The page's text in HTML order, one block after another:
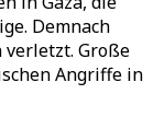
Demnach
verletzt. Große
Angriffe in